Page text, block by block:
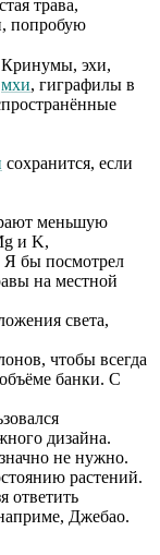
трава,
попробую
эхи,
мхи, гиграфилы в
сохранится, если
меньшую
и K,
Я бы посмотрел
на местной
света,
чтобы всегда
банки. С
дизайна.
не нужно.
растений.
ответить
Джебао.